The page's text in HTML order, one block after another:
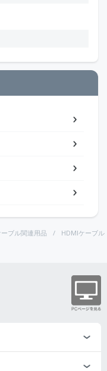
ブル関連用品 HDMIケーブル